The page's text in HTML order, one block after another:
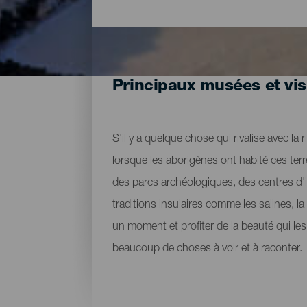
Principaux musées et
S'il y a quelque chose qui rivalise avec
lorsque les aborigènes ont habité ces
des parcs archéologiques, des centres
traditions insulaires comme les salines,
un moment et profiter de la beauté qui
beaucoup de choses à voir et à raconter.